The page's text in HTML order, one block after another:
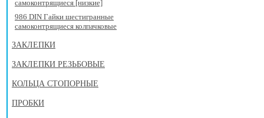
самоконтрящиеся [низкие]
986 DIN Гайки шестигранные
самоконтрящиеся колпачковые
ЗАКЛЕПКИ
ЗАКЛЕПКИ РЕЗЬБОВЫЕ
КОЛЬЦА СТОПОРНЫЕ
ПРОБКИ